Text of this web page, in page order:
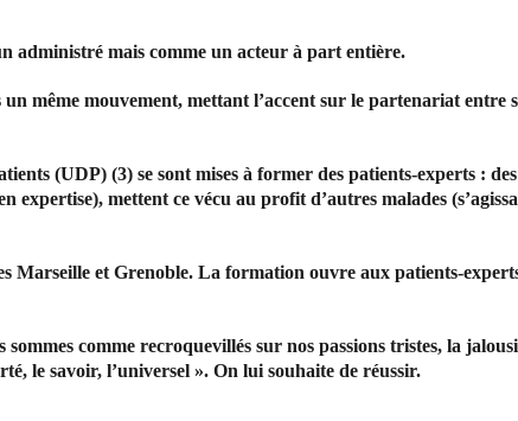
administré mais comme un acteur à part entière.
même mouvement, mettant l’accent sur le partenariat entre
(UDP) (3) se sont mises à former des patients-experts :
mettent ce vécu au profit d’autres malades
Marseille et Grenoble. La formation ouvre aux patients-
comme recroquevillés sur nos passions tristes, la
le savoir, l’universel ». On lui souhaite de réussir.